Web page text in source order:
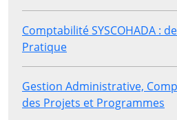
Comptabilité SYSCOHADA :
Pratique
Gestion Administrative,
des Projets et Programmes